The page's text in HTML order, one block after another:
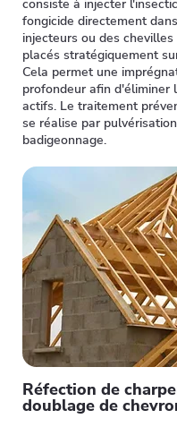
consiste à injecter
fongicide directement
injecteurs ou des chevilles
placés stratégiquement
Cela permet une
profondeur afin d'éliminer
actifs. Le traitement
se réalise par
badigeonnage.
Réfection de
doublage de